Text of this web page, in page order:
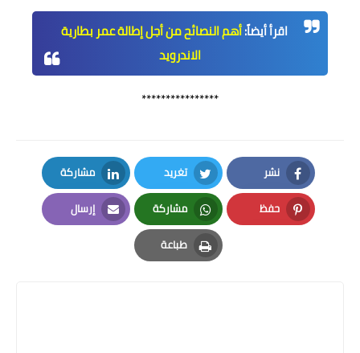
اقرأ أيضاً:أهم النصائح من أجل إطالة عمر بطارية
الاندرويد
****************
نشر
Facebook
تغريد
Twitter
مشاركة
LinkedIn
حفظ
Pinterest
مشاركة
Whatsapp
إرسال
Email
طباعة
Print